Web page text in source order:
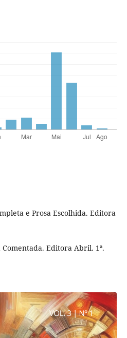
e Prosa Escolhida. Editora
Editora Abril. 1ª.